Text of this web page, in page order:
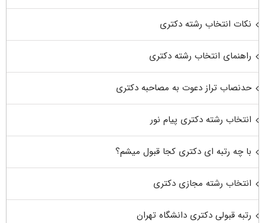
نکات انتخاب رشته دکتری
راهنمای انتخاب رشته دکتری
حدنصاب تراز دعوت به مصاحبه دکتری
انتخاب رشته دکتری پیام نور
با چه رتبه ای دکتری کجا قبول میشم؟
انتخاب رشته مجازی دکتری
رتبه قبولی دکتری دانشگاه تهران